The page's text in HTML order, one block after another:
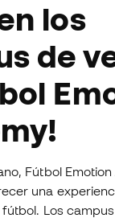
de
Fútbol
una
Los